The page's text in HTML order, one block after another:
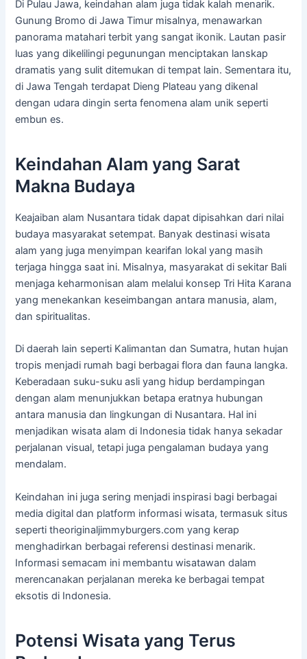
Di Pulau Jawa, keindahan alam juga tidak kalah menarik.
Gunung Bromo di Jawa Timur misalnya, menawarkan
panorama matahari terbit yang sangat ikonik. Lautan pasir
luas yang dikelilingi pegunungan menciptakan lanskap
dramatis yang sulit ditemukan di tempat lain. Sementara itu,
di Jawa Tengah terdapat Dieng Plateau yang dikenal
dengan udara dingin serta fenomena alam unik seperti
embun es.
Keindahan Alam yang Sarat
Makna Budaya
Keajaiban alam Nusantara tidak dapat dipisahkan dari nilai
budaya masyarakat setempat. Banyak destinasi wisata
alam yang juga menyimpan kearifan lokal yang masih
terjaga hingga saat ini. Misalnya, masyarakat di sekitar Bali
menjaga keharmonisan alam melalui konsep Tri Hita Karana
yang menekankan keseimbangan antara manusia, alam,
dan spiritualitas.
Di daerah lain seperti Kalimantan dan Sumatra, hutan hujan
tropis menjadi rumah bagi berbagai flora dan fauna langka.
Keberadaan suku-suku asli yang hidup berdampingan
dengan alam menunjukkan betapa eratnya hubungan
antara manusia dan lingkungan di Nusantara. Hal ini
menjadikan wisata alam di Indonesia tidak hanya sekadar
perjalanan visual, tetapi juga pengalaman budaya yang
mendalam.
Keindahan ini juga sering menjadi inspirasi bagi berbagai
media digital dan platform informasi wisata, termasuk situs
seperti theoriginaljimmyburgers.com yang kerap
menghadirkan berbagai referensi destinasi menarik.
Informasi semacam ini membantu wisatawan dalam
merencanakan perjalanan mereka ke berbagai tempat
eksotis di Indonesia.
Potensi Wisata yang Terus